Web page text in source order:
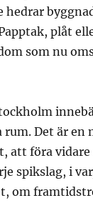
hedrar
plåt
som nu
Det är en
att föra
spikslag, i
om